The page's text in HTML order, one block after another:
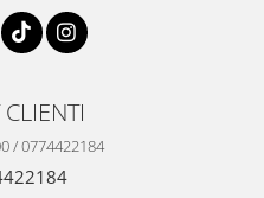
/ 0774422184